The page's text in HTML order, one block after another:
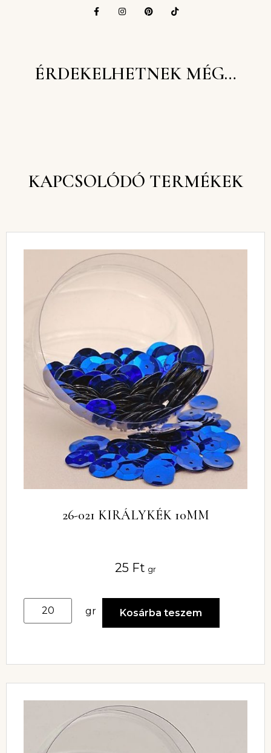
ÉRDEKELHETNEK MÉG…
KAPCSOLÓDÓ TERMÉKEK
26-021 KIRÁLYKÉK 10MM
25 Ft gr
gr Kosárba teszem